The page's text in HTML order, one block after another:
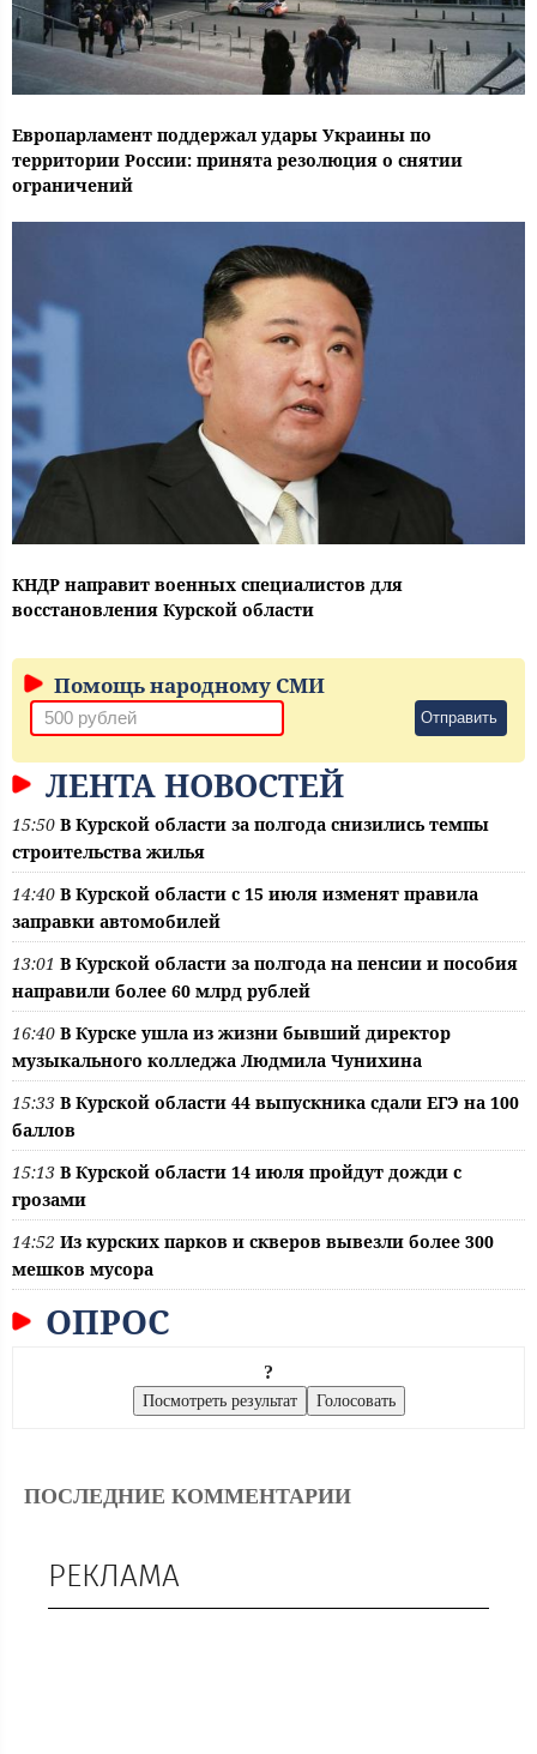
Европарламент поддержал удары Украины по
территории России: принята резолюция о снятии
ограничений
КНДР направит военных специалистов для
восстановления Курской области
Помощь народному СМИ
Отправить
ЛЕНТА НОВОСТЕЙ
15:50 В Курской области за полгода снизились темпы
строительства жилья
14:40 В Курской области с 15 июля изменят правила
заправки автомобилей
13:01 В Курской области за полгода на пенсии и пособия
направили более 60 млрд рублей
16:40 В Курске ушла из жизни бывший директор
музыкального колледжа Людмила Чунихина
15:33 В Курской области 44 выпускника сдали ЕГЭ на 100
баллов
15:13 В Курской области 14 июля пройдут дожди с
грозами
14:52 Из курских парков и скверов вывезли более 300
мешков мусора
ОПРОС
?
ПОСЛЕДНИЕ КОММЕНТАРИИ
РЕКЛАМА